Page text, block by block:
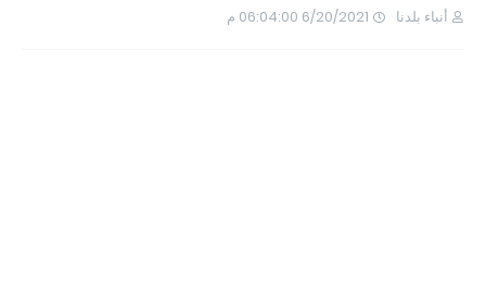
أنباء بلدنا 6/20/2021 06:04:00 م